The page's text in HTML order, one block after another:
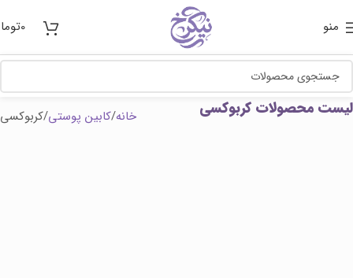
منو 0
لیست محصولات کربوکسی خانه کابین پوستی کربوکسی